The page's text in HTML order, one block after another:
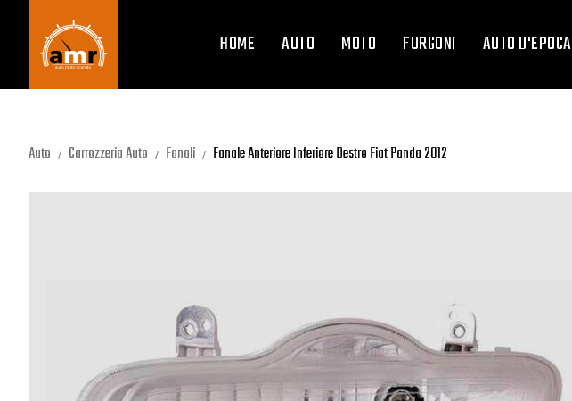
HOME AUTO MOTO FURGONI AUTO D'EPOCA
Auto Carrozzeria Auto Fanali Fanale Anteriore Inferiore Destro Fiat Panda 2012